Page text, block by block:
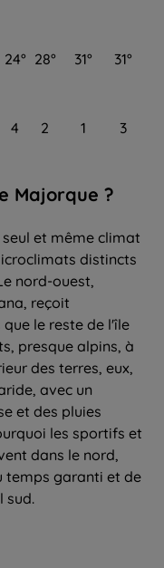
24° 28° 31° 31°
4 2 1 3
Majorque ?
et même climat
distincts
nord-ouest,
reçoit
le reste de l'île
presque alpins, à
des terres, eux,
avec un
et des pluies
les sportifs et
dans le nord,
temps garanti et de
sud.